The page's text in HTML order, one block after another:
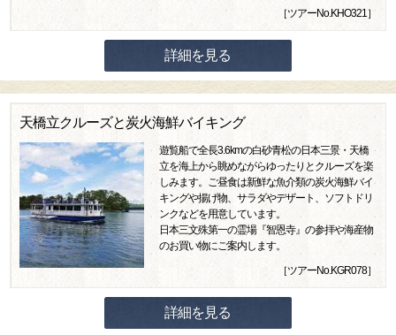
［ツアーNo.KHO321］
詳細を見る
天橋立クルーズと炭火海鮮バイキング
遊覧船で全長3.6kmの白砂青松の日本三景・天橋
立を海上から眺めながらゆったりとクルーズを楽
しみます。ご昼食は新鮮な魚介類の炭火海鮮バイ
キングや揚げ物、サラダやデザート、ソフトドリ
ンクなどを用意しています。
日本三文殊第一の霊場『智恩寺』の参拝や海産物
のお買い物にご案内します。
［ツアーNo.KGR078］
詳細を見る